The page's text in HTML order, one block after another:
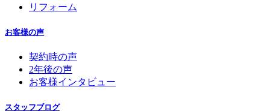
リフォーム
お客様の声
契約時の声
2年後の声
お客様インタビュー
スタッフブログ